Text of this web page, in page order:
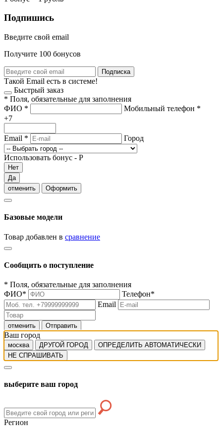
Подпишись
Введите свой email
Получите 100 бонусов
Подписка
Такой Email есть в системе!
Быстрый заказ
* Поля, обязательные для заполнения
ФИО * Мобильный телефон *
+7
Email * Город
Использовать бонус - Р
Нет
Да
отменить
Оформить
Базовые модели
Товар добавлен в сравнение
Сообщить о поступление
* Поля, обязательные для заполнения
ФИО* Телефон*
Email
отменить Отправить
Ваш город
москва ДРУГОЙ ГОРОД
ОПРЕДЕЛИТЬ АВТОМАТИЧЕСКИ
НЕ СПРАШИВАТЬ
выберите ваш город
Регион